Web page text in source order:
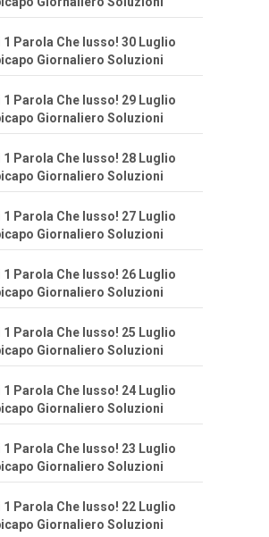
Parola Che lusso! 30 Luglio
Giornaliero Soluzioni
Parola Che lusso! 29 Luglio
Giornaliero Soluzioni
Parola Che lusso! 28 Luglio
Giornaliero Soluzioni
Parola Che lusso! 27 Luglio
Giornaliero Soluzioni
Parola Che lusso! 26 Luglio
Giornaliero Soluzioni
Parola Che lusso! 25 Luglio
Giornaliero Soluzioni
Parola Che lusso! 24 Luglio
Giornaliero Soluzioni
Parola Che lusso! 23 Luglio
Giornaliero Soluzioni
Parola Che lusso! 22 Luglio
Giornaliero Soluzioni